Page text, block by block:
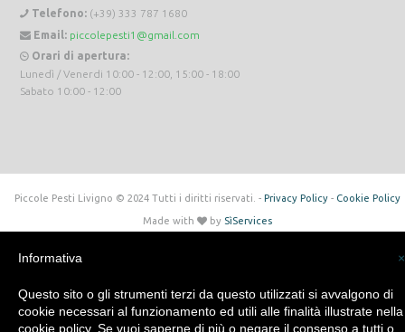
Telefono: (+39) 333 787 1680
Email: piccolepesti1@gmail.com
Orari di apertura:
Lunedì / Venerdi 10:00 - 12:00, 15:00 - 18:00
Sabato 10:00 - 12:00
Piccole Pesti Livigno © 2024 Tutti i diritti riservati. - Privacy Policy- Cookie Policy
Made with by SìServices
×
Informativa
Questo sito o gli strumenti terzi da questo utilizzati si avvalgono di
cookie necessari al funzionamento ed utili alle finalità illustrate nella
cookie policy. Se vuoi saperne di più o negare il consenso a tutti o